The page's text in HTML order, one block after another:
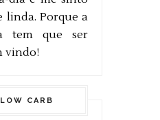
linda. Porque a
tem que ser
vindo!
CARB